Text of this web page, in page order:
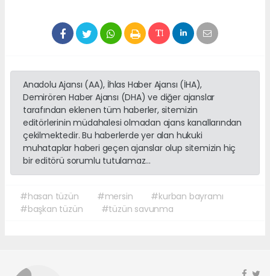
Anadolu Ajansı (AA), İhlas Haber Ajansı (İHA),
Demirören Haber Ajansı (DHA) ve diğer ajanslar
tarafından eklenen tüm haberler, sitemizin
editörlerinin müdahalesi olmadan ajans kanallarından
çekilmektedir. Bu haberlerde yer alan hukuki
muhataplar haberi geçen ajanslar olup sitemizin hiç
bir editörü sorumlu tutulamaz...
#hasan tüzün #mersin
#kurban bayramı
#başkan tüzün
#tüzün savunma